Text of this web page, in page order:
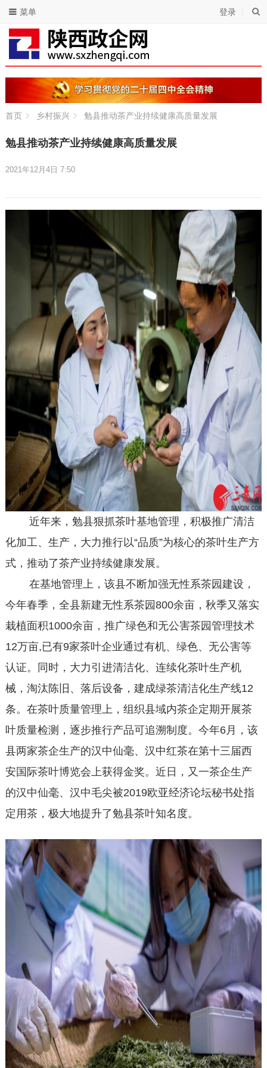
登录
菜单
首页 乡村振兴 勉县推动茶产业持续健康高质量发展
勉县推动茶产业持续健康高质量发展
2021年12月4日 7:50
近年来，勉县狠抓茶叶基地管理，积极推广清洁
化加工、生产，大力推行以“品质”为核心的茶叶生产方
式，推动了茶产业持续健康发展。
在基地管理上，该县不断加强无性系茶园建设，
今年春季，全县新建无性系茶园800余亩，秋季又落实
栽植面积1000余亩，推广绿色和无公害茶园管理技术
12万亩,已有9家茶叶企业通过有机、绿色、无公害等
认证。同时，大力引进清洁化、连续化茶叶生产机
械，淘汰陈旧、落后设备，建成绿茶清洁化生产线12
条。在茶叶质量管理上，组织县域内茶企定期开展茶
叶质量检测，逐步推行产品可追溯制度。今年6月，该
县两家茶企生产的汉中仙毫、汉中红茶在第十三届西
安国际茶叶博览会上获得金奖。近日，又一茶企生产
的汉中仙毫、汉中毛尖被2019欧亚经济论坛秘书处指
定用茶，极大地提升了勉县茶叶知名度。